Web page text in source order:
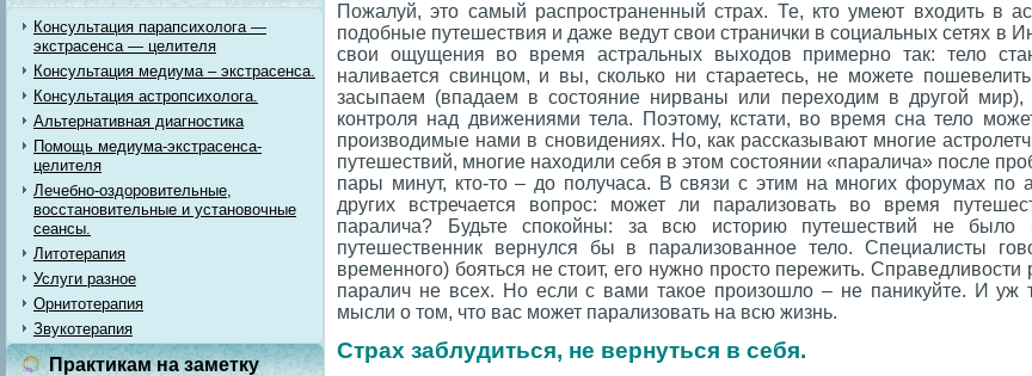
Консультация парапсихолога —
экстрасенса — целителя
Консультация медиума – экстрасенса.
Консультация астропсихолога.
Альтернативная диагностика
Помощь медиума-экстрасенса-
целителя
Лечебно-оздоровительные,
восстановительные и установочные
сеансы.
Литотерапия
Услуги разное
Орнитотерапия
Звукотерапия
Практикам на заметку
Пожалуй, это самый распространенный страх. Те, кто умеют входить в
подобные путешествия и даже ведут свои странички в социальных сетях в
свои ощущения во время астральных выходов примерно так: тело
наливается свинцом, и вы, сколько ни стараетесь, не можете
засыпаем (впадаем в состояние нирваны или переходим в другой мир),
контроля над движениями тела. Поэтому, кстати, во время сна тело
производимые нами в сновидениях. Но, как рассказывают многие
путешествий, многие находили себя в этом состоянии «паралича» после
пары минут, кто-то – до получаса. В связи с этим на многих форумах по
других встречается вопрос: может ли парализовать во время
паралича? Будьте спокойны: за всю историю путешествий не было
путешественник вернулся бы в парализованное тело. Специалисты
временного) бояться не стоит, его нужно просто пережить. Справедливости
паралич не всех. Но если с вами такое произошло – не паникуйте. И уж
мысли о том, что вас может парализовать на всю жизнь.
Страх заблудиться, не вернуться в себя.